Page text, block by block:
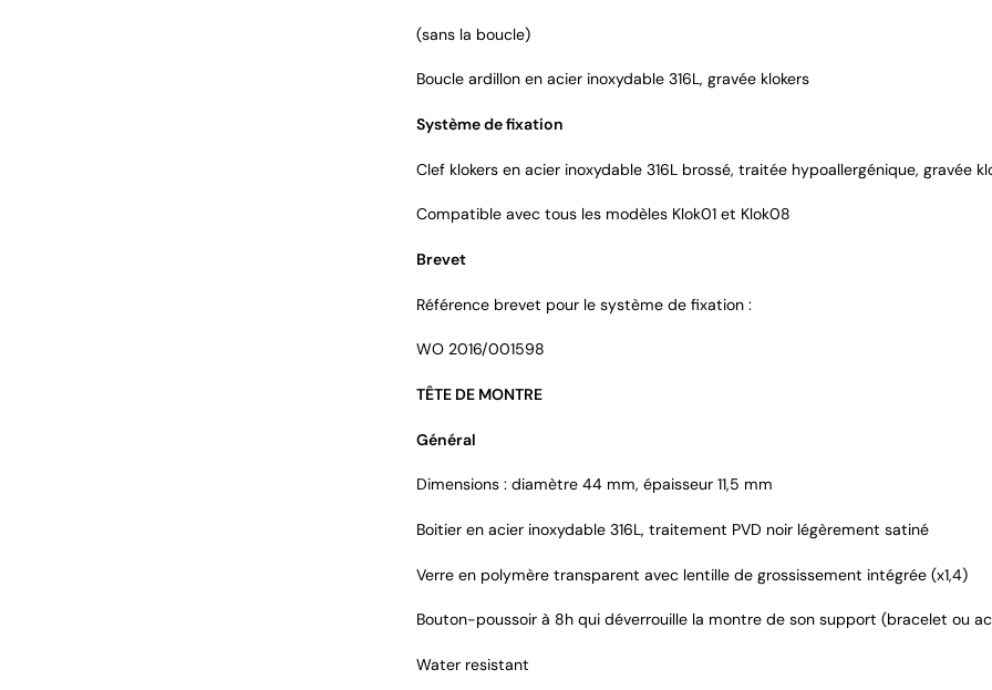
(sans la boucle)
Boucle ardillon en acier inoxydable 316L, gravée klokers
Système de fixation
Clef klokers en acier inoxydable 316L brossé, traitée hypoallergénique, gravée
Compatible avec tous les modèles Klok01 et Klok08
Brevet
Référence brevet pour le système de fixation :
WO 2016/001598
TÊTE DE MONTRE
Général
Dimensions : diamètre 44 mm, épaisseur 11,5 mm
Boitier en acier inoxydable 316L, traitement PVD noir légèrement satiné
Verre en polymère transparent avec lentille de grossissement intégrée (x1,4)
Bouton-poussoir à 8h qui déverrouille la montre de son support (bracelet ou
Water resistant